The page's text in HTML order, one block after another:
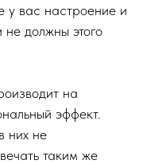
у вас настроение и
не должны этого
на
эффект.
них не
таким же